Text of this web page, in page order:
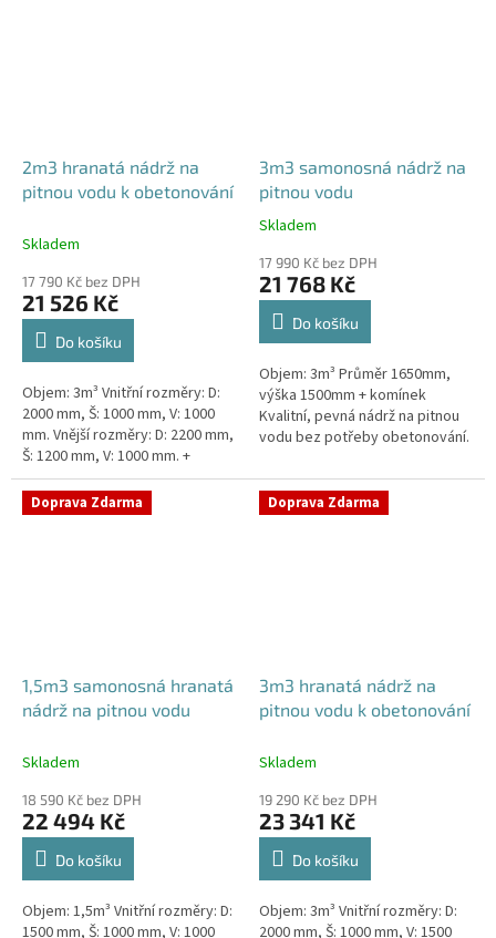
2m3 hranatá nádrž na
pitnou vodu k obetonování
Skladem
17 790 Kč bez DPH
21 526 Kč
Do košíku
Objem: 3m³ Vnitřní rozměry: D:
2000 mm, Š: 1000 mm, V: 1000
mm. Vnější rozměry: D: 2200 mm,
Š: 1200 mm, V: 1000 mm. +
komínek. Kvalitní nádrž na pitnou
vodu pod parkovací...
3m3 samonosná nádrž na
pitnou vodu
Průměrné
produktu
je
5,0
hvězdiček.
Skladem
17 990 Kč bez DPH
21 768 Kč
Do košíku
Objem: 3m³ Průměr 1650mm,
výška 1500mm + komínek
Kvalitní, pevná nádrž na pitnou
vodu bez potřeby obetonování.
prostupů pro potrubí a hadice
specifikujte...
Doprava Zdarma
1,5m3 samonosná hranatá
nádrž na pitnou vodu
Skladem
18 590 Kč bez DPH
22 494 Kč
Do košíku
Objem: 1,5m³ Vnitřní rozměry: D:
1500 mm, Š: 1000 mm, V: 1000
Doprava Zdarma
3m3 hranatá nádrž na
pitnou vodu k obetonování
Skladem
19 290 Kč bez DPH
23 341 Kč
Do košíku
Objem: 3m³ Vnitřní rozměry: D:
2000 mm, Š: 1000 mm, V: 1500